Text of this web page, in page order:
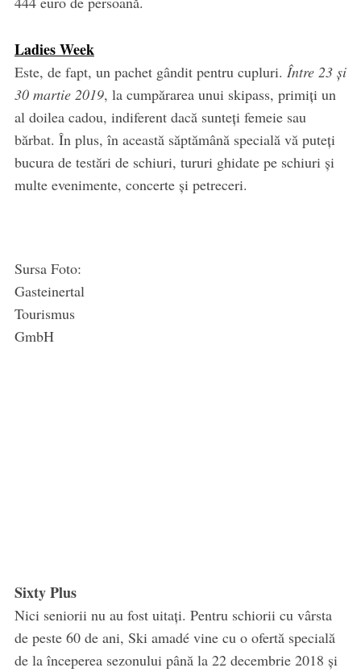
Ladies Week
Este, de fapt, un pachet gândit pentru cupluri. Între 23 și
30 martie 2019, la cumpărarea unui skipass, primiți un
al doilea cadou, indiferent dacă sunteți femeie sau
bărbat. În plus, în această săptămână specială vă puteți
bucura de testări de schiuri, tururi ghidate pe schiuri și
multe evenimente, concerte și petreceri.
Sursa Foto:
Gasteinertal
Tourismus
GmbH
Sixty Plus
Nici seniorii nu au fost uitați. Pentru schiorii cu vârsta
de peste 60 de ani, Ski amadé vine cu o ofertă specială
de la începerea sezonului până la 22 decembrie 2018 și